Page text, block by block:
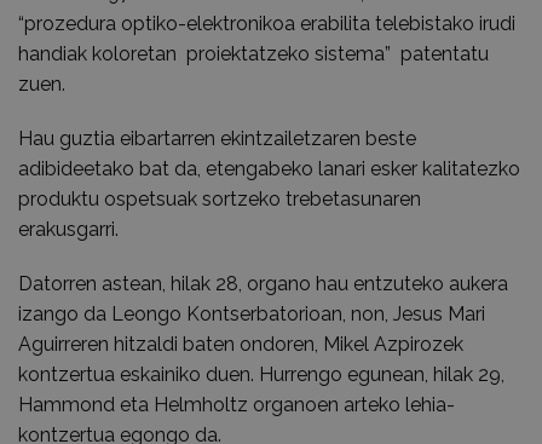
“prozedura optiko-elektronikoa erabilita telebistako irudi
handiak koloretan proiektatzeko sistema” patentatu
zuen.
Hau guztia eibartarren ekintzailetzaren beste
adibideetako bat da, etengabeko lanari esker kalitatezko
produktu ospetsuak sortzeko trebetasunaren
erakusgarri.
Datorren astean, hilak 28, organo hau entzuteko aukera
izango da Leongo Kontserbatorioan, non, Jesus Mari
Aguirreren hitzaldi baten ondoren, Mikel Azpirozek
kontzertua eskainiko duen. Hurrengo egunean, hilak 29,
Hammond eta Helmholtz organoen arteko lehia-
kontzertua egongo da.